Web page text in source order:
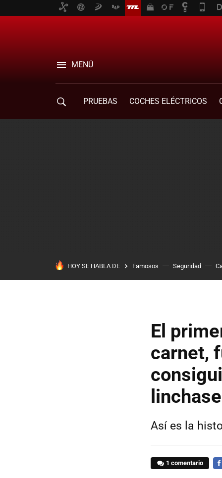
MENÚ
PRUEBAS COCHES ELÉCTRICOS
HOY SE HABLA DE Famosos Seguridad
El
carnet,
Así es la
1 comentario